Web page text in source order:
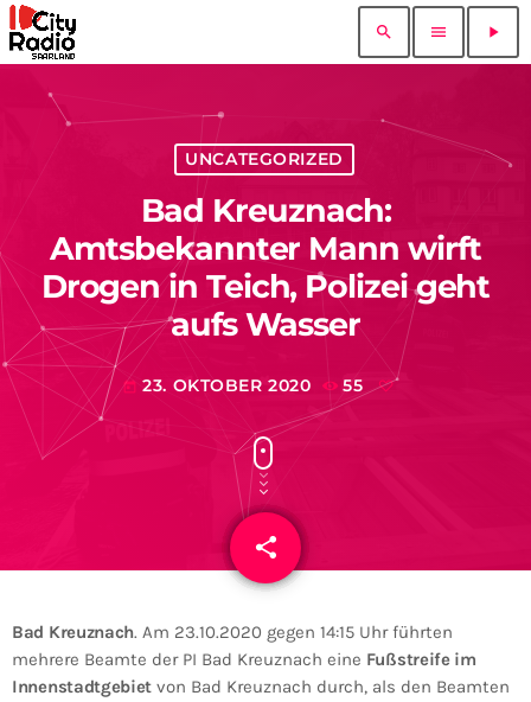
search menu play_arrow
UNCATEGORIZED
Bad Kreuznach:
Amtsbekannter Mann wirft
Drogen in Teich, Polizei geht
aufs Wasser
today 23. OKTOBER 2020 55
share
email
Bad Kreuznach. Am 23.10.2020 gegen 14:15 Uhr führten
mehrere Beamte der PI Bad Kreuznach eine Fußstreife im
Innenstadtgebiet von Bad Kreuznach durch, als den Beamten